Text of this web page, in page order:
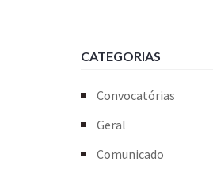
CATEGORIAS
Convocatórias
Geral
Comunicado